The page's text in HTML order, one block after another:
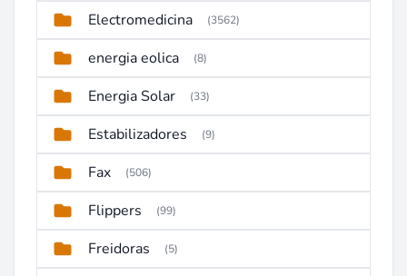
Electromedicina (3562)
energia eolica (8)
Energia Solar (33)
Estabilizadores (9)
Fax (506)
Flippers (99)
Freidoras (5)